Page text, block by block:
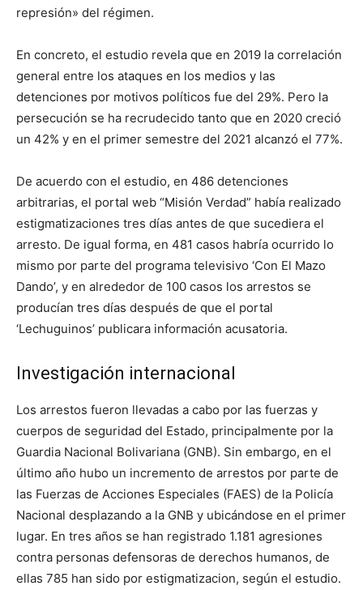
represión» del régimen.
En concreto, el estudio revela que en 2019 la correlación
general entre los ataques en los medios y las
detenciones por motivos políticos fue del 29%. Pero la
persecución se ha recrudecido tanto que en 2020 creció
un 42% y en el primer semestre del 2021 alcanzó el 77%.
De acuerdo con el estudio, en 486 detenciones
arbitrarias, el portal web “Misión Verdad” había realizado
estigmatizaciones tres días antes de que sucediera el
arresto. De igual forma, en 481 casos habría ocurrido lo
mismo por parte del programa televisivo ‘Con El Mazo
Dando’, y en alrededor de 100 casos los arrestos se
producían tres días después de que el portal
‘Lechuguinos’ publicara información acusatoria.
Investigación internacional
Los arrestos fueron llevadas a cabo por las fuerzas y
cuerpos de seguridad del Estado, principalmente por la
Guardia Nacional Bolivariana (GNB). Sin embargo, en el
último año hubo un incremento de arrestos por parte de
las Fuerzas de Acciones Especiales (FAES) de la Policía
Nacional desplazando a la GNB y ubicándose en el primer
lugar. En tres años se han registrado 1.181 agresiones
contra personas defensoras de derechos humanos, de
ellas 785 han sido por estigmatizacion, según el estudio.